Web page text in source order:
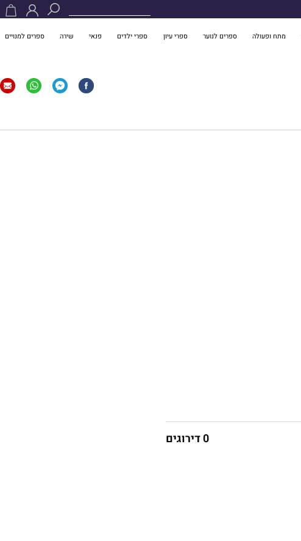
מתח ופעולה ספרים לנוער ספרי עיון ספרי ילדים פנאי שירה ספרים למנויים
0 דירוגים